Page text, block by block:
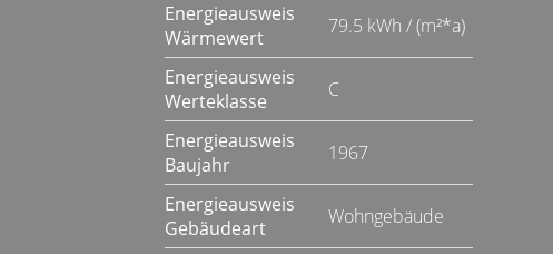
Energieausweis
Wärmewert
79.5 kWh / (m²*a)
Energieausweis
Werteklasse
C
Energieausweis
Baujahr
1967
Energieausweis
Gebäudeart
Wohngebäude